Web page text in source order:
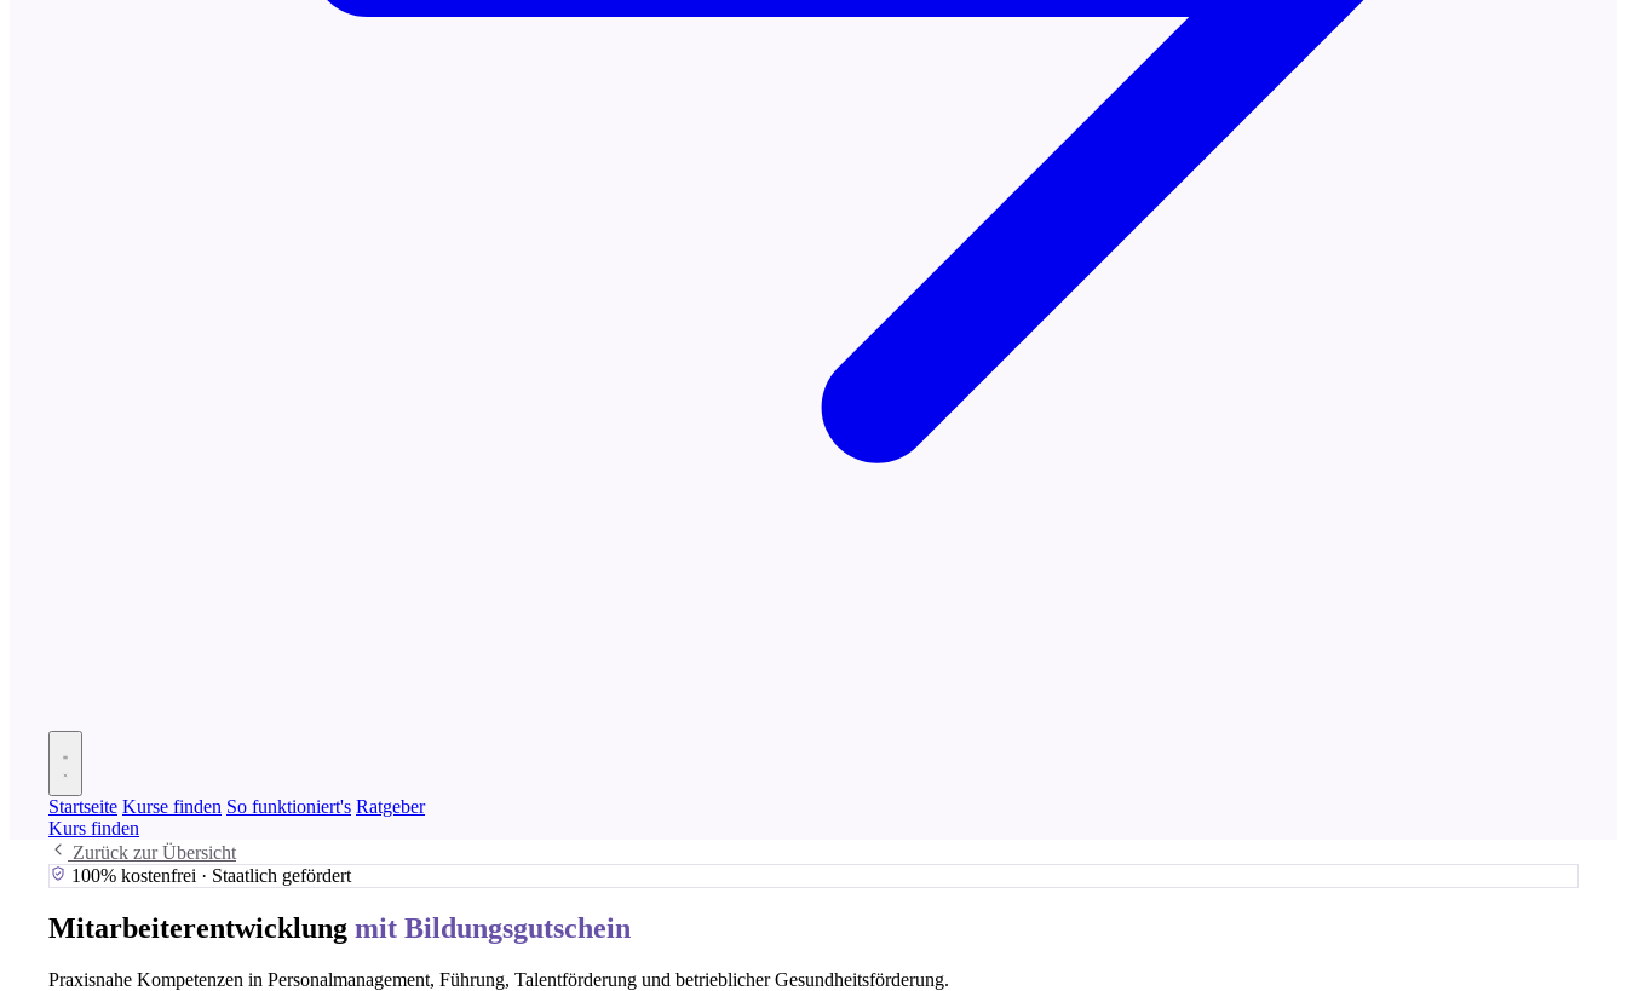
Startseite Kurse finden So funktioniert's Ratgeber
Kurs finden
Zurück zur Übersicht
100% kostenfrei · Staatlich gefördert
Mitarbeiterentwicklung mit Bildungsgutschein
Praxisnahe Kompetenzen in Personalmanagement, Führung, Talentförderung und betrieblicher Gesundheitsförderung.